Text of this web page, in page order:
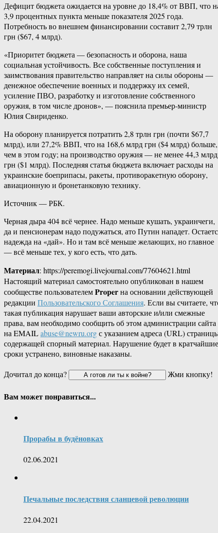
Дефицит бюджета ожидается на уровне до 18,4% от ВВП, что
3,9 процентных пункта меньше показателя 2025 года.
Потребность во внешнем финансировании составит 2,79 трлн
грн ($67, 4 млрд).
«Приоритет бюджета — безопасность и оборона, наша
социальная устойчивость. Все собственные поступления и
заимствования правительство направляет на силы обороны —
денежное обеспечение военных и поддержку их семей,
усиление ПВО, разработку и изготовление собственного
оружия, в том числе дронов», — пояснила премьер-министр
Юлия Свириденко.
На оборону планируется потратить 2,8 трлн грн (почти $67,7
млрд), или 27,2% ВВП, что на 168,6 млрд грн ($4 млрд) больше,
чем в этом году; на производство оружия — не менее 44,3 млрд
грн ($1 млрд). Последняя статья бюджета включает расходы на
украинские боеприпасы, ракеты, противоракетную оборону,
авиационную и бронетанковую технику.
Источник — РБК.
Черная дыра 404 всё чернее. Надо меньше кушать, украинчеги,
да и пенсионерам надо подужаться, ато Путин нападет.
надежда на «дай». Но и там всё меньше желающих, но главное
— всё меньше тех, у кого есть, что дать.
Материал: https://peremogi.livejournal.com/77604621.html
Настоящий материал самостоятельно опубликован в нашем
сообществе пользователемProperна основании действующей
редакции Пользовательского Соглашения. Если вы считаете,
такая публикация нарушает ваши авторские и/или смежные
права, вам необходимо сообщить об этом администрации сайта
на EMAILabuse@newru.orgс указанием адреса (URL)
содержащей спорный материал. Нарушение будет в кратчайшие
сроки устранено, виновные наказаны.
Дочитал до конца?
Жми кнопку!
Вам может понравиться...
Прорабы в будёновках
02.06.2021
Печальные последствия сланцевой революции
22.04.2021